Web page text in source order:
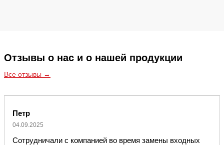
Отзывы о нас и о нашей продукции
Все отзывы →
Петр
04.09.2025
Сотрудничали с компанией во время замены входных